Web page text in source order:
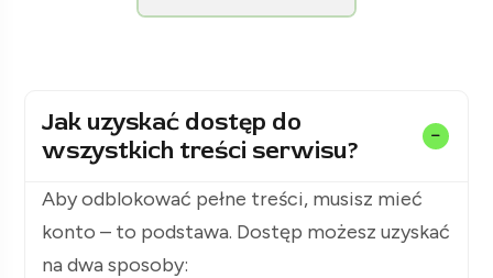
Jak uzyskać dostęp do
wszystkich treści serwisu?
Aby odblokować pełne treści, musisz mieć
konto – to podstawa. Dostęp możesz uzyskać
na dwa sposoby: